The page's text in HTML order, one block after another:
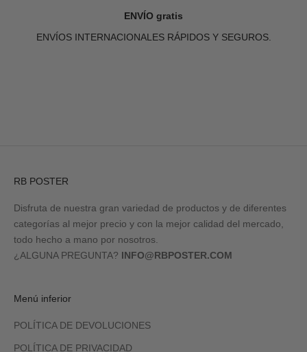
ENVÍO gratis
ENVÍOS INTERNACIONALES RÁPIDOS Y SEGUROS.
RB POSTER
Disfruta de nuestra gran variedad de productos y de diferentes
categorías al mejor precio y con la mejor calidad del mercado,
todo hecho a mano por nosotros.
¿ALGUNA PREGUNTA? INFO@RBPOSTER.COM
Menú inferior
POLÍTICA DE DEVOLUCIONES
POLÍTICA DE PRIVACIDAD